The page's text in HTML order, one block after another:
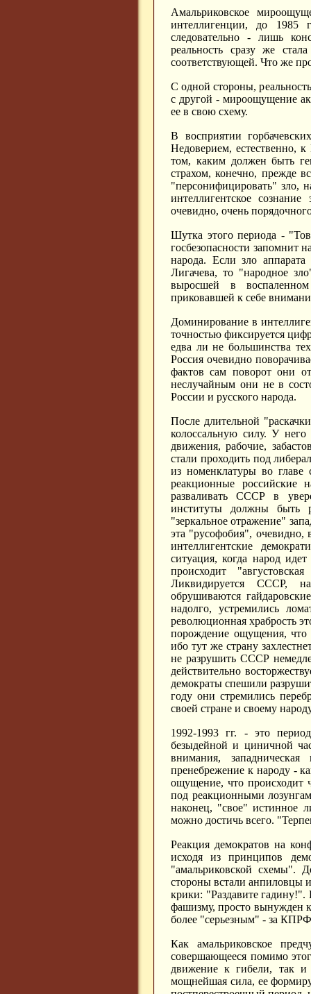
Амальриковское
интеллигенции, до 1985
следовательно - лишь
реальность сразу же
соответствующей. Что же
С одной стороны,
с другой - мироощущение
ее в свою схему.
В восприятии
Недоверием, естественно, к
том, каким должен быть
страхом, конечно, прежде
"персонифицировать" зло,
интеллигентское
очевидно, очень
Шутка этого периода -
госбезопасности запомнит
народа. Если зло
Лигачева, то "народное
выросшей в
приковавшей к себе
Доминирование в
точностью фиксируется
едва ли не большинства
Россия очевидно
фактов сам поворот они
неслучайным они не в
России и русского народа.
После длительной
колоссальную силу. У
движения, рабочие,
стали проходить под
из номенклатуры во
реакционные российские
разваливать СССР в
институты должны быть
"зеркальное отражение"
эта "русофобия", очевидно,
интеллигентские
ситуация, когда народ
происходит
Ликвидируется СССР,
обрушиваются
надолго, устремились
революционная храбрость
порождение ощущения, что
ибо тут же страну
не разрушить СССР
действительно
демократы спешили
году они стремились
своей стране и своему
1992-1993 гг. - это
безыдейной и циничной
внимания, западническая
пренебрежение к народу -
ощущение, что происходит
под реакционными
наконец, "свое" истинное
можно достичь всего.
Реакция демократов на
исходя из принципов
"амальриковской схемы".
стороны встали анпиловцы
крики: "Раздавите
фашизму, просто вынужден
более "серьезным" - за
Как амальриковское
совершающееся помимо
движение к гибели, так и
мощнейшая сила, ее